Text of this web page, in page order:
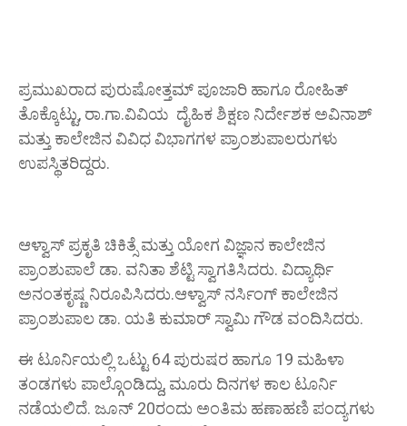
ಪ್ರಮುಖರಾದ ಪುರುಷೋತ್ತಮ್ ಪೂಜಾರಿ ಹಾಗೂ ರೋಹಿತ್
ತೊಕ್ಕೊಟ್ಟು, ರಾ.ಗಾ.ವಿವಿಯ ದೈಹಿಕ ಶಿಕ್ಷಣ ನಿರ್ದೇಶಕ ಅವಿನಾಶ್
ಮತ್ತು ಕಾಲೇಜಿನ ವಿವಿಧ ವಿಭಾಗಗಳ ಪ್ರಾಂಶುಪಾಲರುಗಳು
ಉಪಸ್ಥಿತರಿದ್ದರು.
ಆಳ್ವಾಸ್ ಪ್ರಕೃತಿ ಚಿಕಿತ್ಸೆ ಮತ್ತು ಯೋಗ ವಿಜ್ಞಾನ ಕಾಲೇಜಿನ
ಪ್ರಾಂಶುಪಾಲೆ ಡಾ. ವನಿತಾ ಶೆಟ್ಟಿ ಸ್ವಾಗತಿಸಿದರು. ವಿದ್ಯಾರ್ಥಿ
ಅನಂತಕೃಷ್ಣ ನಿರೂಪಿಸಿದರು.ಆಳ್ವಾಸ್ ನರ್ಸಿಂಗ್ ಕಾಲೇಜಿನ
ಪ್ರಾಂಶುಪಾಲ ಡಾ. ಯತಿ ಕುಮಾ‌ರ್ ಸ್ವಾಮಿ ಗೌಡ ವಂದಿಸಿದರು.
ಈ ಟೂರ್ನಿಯಲ್ಲಿ ಒಟ್ಟು 64 ಪುರುಷರ ಹಾಗೂ 19 ಮಹಿಳಾ
ತಂಡಗಳು ಪಾಲ್ಗೊಂಡಿದ್ದು, ಮೂರು ದಿನಗಳ ಕಾಲ ಟೂರ್ನಿ
ನಡೆಯಲಿದೆ. ಜೂನ್ 20ರಂದು ಅಂತಿಮ ಹಣಾಹಣಿ ಪಂದ್ಯಗಳು